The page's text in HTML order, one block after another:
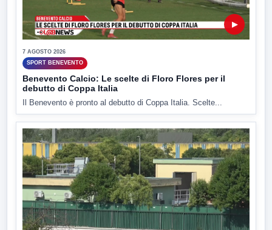
▶
7 AGOSTO 2026
SPORT BENEVENTO
Benevento Calcio: Le scelte di Floro Flores per il
debutto di Coppa Italia
Il Benevento è pronto al debutto di Coppa Italia. Scelte...